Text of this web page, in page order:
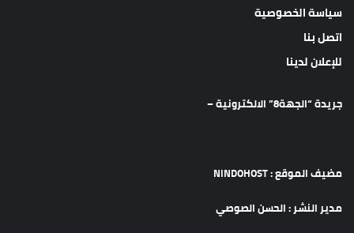
سياسة الخصوصية
اتصل بنا
للإعلان لدينا
جريدة “الجهة8” الالكترونية –
مضيف الموقع : NINDOHOST
مدير النشر : الحسن الصوصي